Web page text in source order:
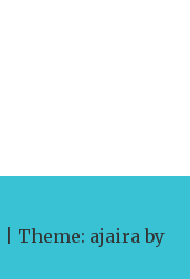
Theme: ajaira by